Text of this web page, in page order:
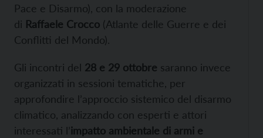
Pace e Disarmo), con la moderazione
di Raffaele Crocco (Atlante delle Guerre e dei
Conflitti del Mondo).
Gli incontri del 28 e 29 ottobre saranno invece
organizzati in sessioni tematiche, per
approfondire l’approccio sistemico del disarmo
climatico, analizzando con esperti e attori
interessati l’impatto ambientale di armi e